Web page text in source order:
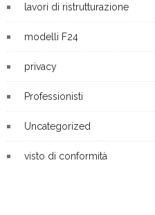
lavori di ristrutturazione
modelli F24
privacy
Professionisti
Uncategorized
visto di conformità